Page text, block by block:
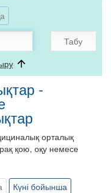
Табу
-
орталық
қою, оқу немесе
Күні бойынша